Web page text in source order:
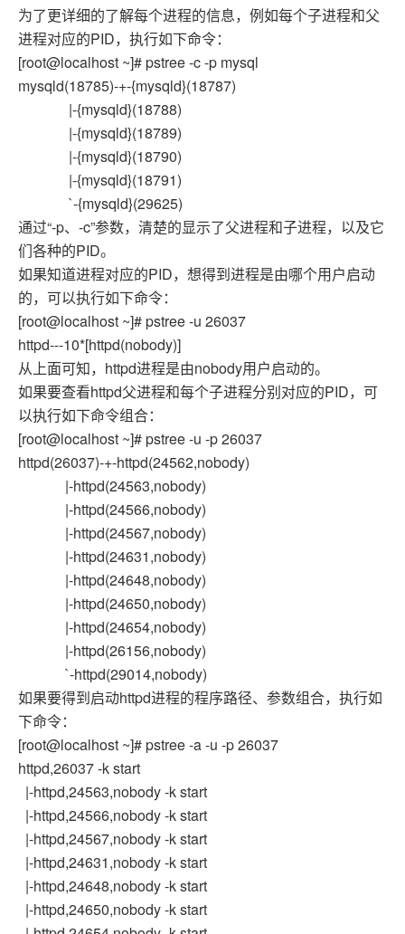
为了更详细的了解每个进程的信息，例如每个子进程和父
进程对应的PID，执行如下命令：
[root@localhost ~]# pstree -c -p mysql
mysqld(18785)-+-{mysqld}(18787)
|-{mysqld}(18788)
|-{mysqld}(18789)
|-{mysqld}(18790)
|-{mysqld}(18791)
`-{mysqld}(29625)
通过“-p、-c”参数，清楚的显示了父进程和子进程，以及它
们各种的PID。
如果知道进程对应的PID，想得到进程是由哪个用户启动
的，可以执行如下命令：
[root@localhost ~]# pstree -u 26037
httpd---10*[httpd(nobody)]
从上面可知，httpd进程是由nobody用户启动的。
如果要查看httpd父进程和每个子进程分别对应的PID，可
以执行如下命令组合：
[root@localhost ~]# pstree -u -p 26037
httpd(26037)-+-httpd(24562,nobody)
|-httpd(24563,nobody)
|-httpd(24566,nobody)
|-httpd(24567,nobody)
|-httpd(24631,nobody)
|-httpd(24648,nobody)
|-httpd(24650,nobody)
|-httpd(24654,nobody)
|-httpd(26156,nobody)
`-httpd(29014,nobody)
如果要得到启动httpd进程的程序路径、参数组合，执行如
下命令：
[root@localhost ~]# pstree -a -u -p 26037
httpd,26037 -k start
|-httpd,24563,nobody -k start
|-httpd,24566,nobody -k start
|-httpd,24567,nobody -k start
|-httpd,24631,nobody -k start
|-httpd,24648,nobody -k start
|-httpd,24650,nobody -k start